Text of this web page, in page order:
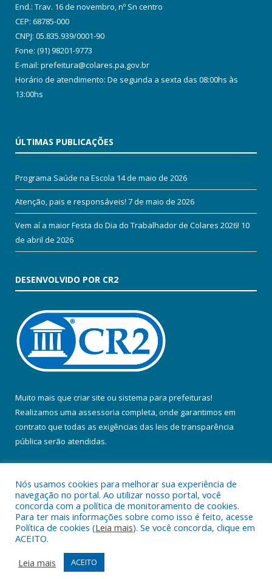
End.: Trav. 16 de novembro, nº Sn centro
CEP: 68785-000
CNPJ: 05.835.939/0001-90
Fone: (91) 98201-9773
E-mail: prefeitura@colares.pa.gov.br
Horário de atendimento: De segunda a sexta das 08:00hs às
13:00hs
ÚLTIMAS PUBLICAÇÕES
Programa Saúde na Escola 14 de maio de 2026
Atenção, pais e responsáveis! 7 de maio de 2026
Vem aí a maior Festa do Dia do Trabalhador de Colares 2026! 10
de abril de 2026
DESENVOLVIDO POR CR2
Muito mais que criar site ou sistema para prefeituras!
Realizamos uma assessoria completa, onde garantimos em
contrato que todas as exigências das leis de transparência
pública serão atendidas.
Todos os direitos reservados a Prefeitura Municipal de Colares.
Mapa do Site
Acessar Área Administrativa
Acessar Webmail
Nós usamos cookies para melhorar sua experiência de
navegação no portal. Ao utilizar nosso portal, você
concorda com a política de monitoramento de cookies.
Para ter mais informações sobre como isso é feito, acesse
Política de cookies (Leia mais). Se você concorda, clique em
ACEITO.
Leia mais
ACEITO